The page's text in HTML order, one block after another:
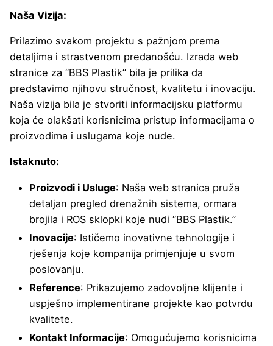
Naša Vizija:
Prilazimo svakom projektu s pažnjom prema
detaljima i strastvenom predanošću. Izrada web
stranice za “BBS Plastik” bila je prilika da
predstavimo njihovu stručnost, kvalitetu i inovaciju.
Naša vizija bila je stvoriti informacijsku platformu
koja će olakšati korisnicima pristup informacijama o
proizvodima i uslugama koje nude.
Istaknuto:
Proizvodi i Usluge: Naša web stranica pruža
detaljan pregled drenažnih sistema, ormara
brojila i ROS sklopki koje nudi “BBS Plastik.”
Inovacije: Ističemo inovativne tehnologije i
rješenja koje kompanija primjenjuje u svom
poslovanju.
Reference: Prikazujemo zadovoljne klijente i
uspješno implementirane projekte kao potvrdu
kvalitete.
Kontakt Informacije: Omogućujemo korisnicima